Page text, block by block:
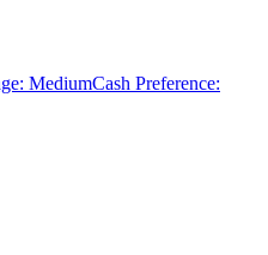
: MediumCash Preference: